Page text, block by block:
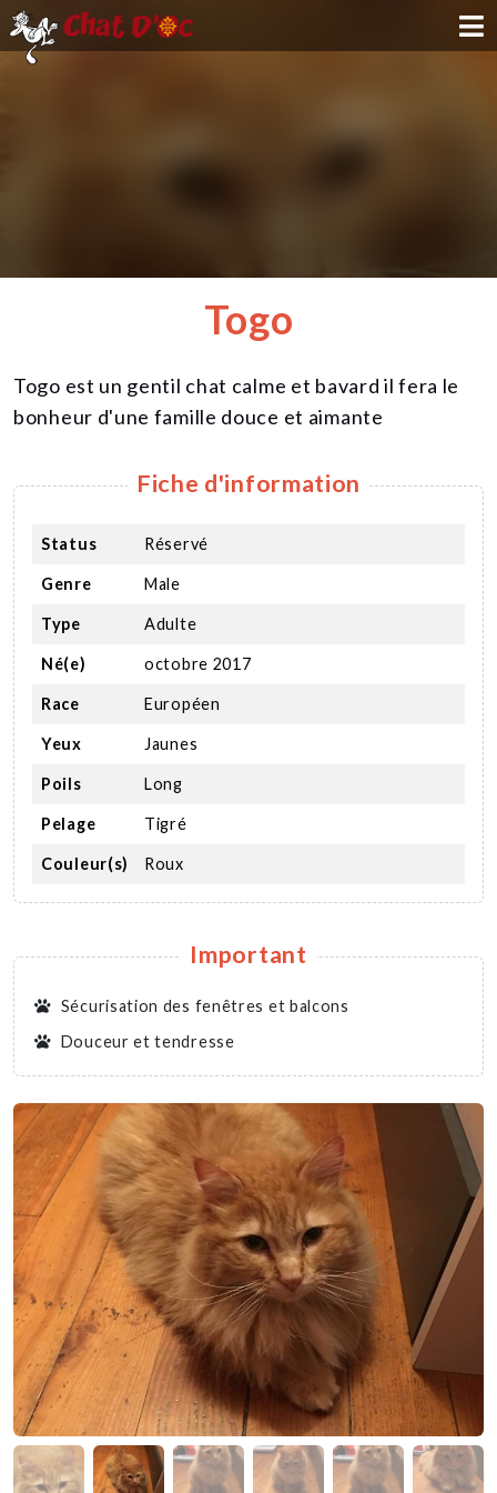
ADOPTION
NOUS SOUTENIR
CONTACT
Nous soutenir
Mentions légales
Contact
Togo
Togo est un gentil chat calme et bavard il fera le
bonheur d'une famille douce et aimante
Fiche d'information
Status Réservé
Genre Male
Type Adulte
Né(e) octobre 2017
Race Européen
Yeux Jaunes
Poils Long
Pelage Tigré
Couleur(s) Roux
Important
Sécurisation des fenêtres et balcons
Douceur et tendresse